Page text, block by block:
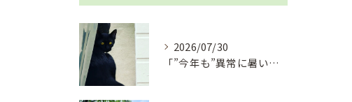
2026/07/30
「”今年も”異常に暑い夏」酷暑+冷房＝夏風邪、腰痛、ひざの痛...